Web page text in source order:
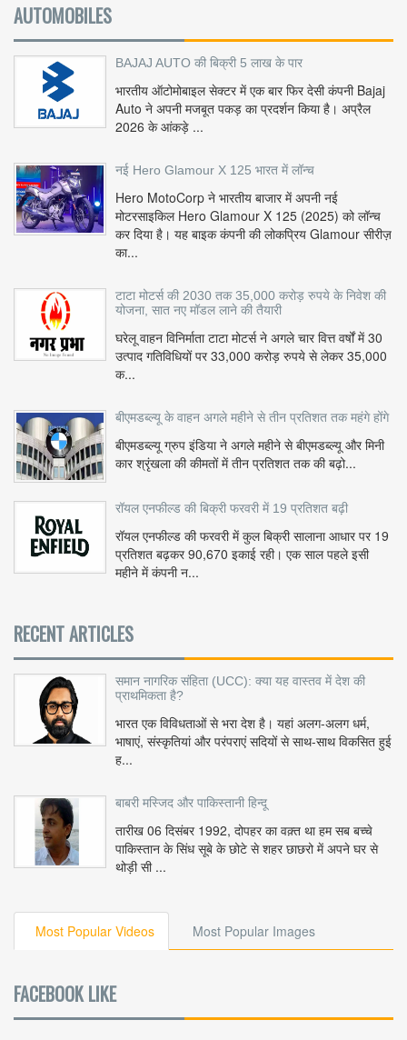
AUTOMOBILES
BAJAJ AUTO की बिक्री 5 लाख के पार
भारतीय ऑटोमोबाइल सेक्टर में एक बार फिर देसी कंपनी Bajaj
Auto ने अपनी मजबूत पकड़ का प्रदर्शन किया है। अप्रैल
2026 के आंकड़े ...
नई Hero Glamour X 125 भारत में लॉन्च
Hero MotoCorp ने भारतीय बाजार में अपनी नई
मोटरसाइकिल Hero Glamour X 125 (2025) को लॉन्च
कर दिया है। यह बाइक कंपनी की लोकप्रिय Glamour सीरीज़
का...
टाटा मोटर्स की 2030 तक 35,000 करोड़ रुपये के निवेश की
योजना, सात नए मॉडल लाने की तैयारी
घरेलू वाहन विनिर्माता टाटा मोटर्स ने अगले चार वित्त वर्षों में 30
उत्पाद गतिविधियों पर 33,000 करोड़ रुपये से लेकर 35,000
क...
बीएमडब्ल्यू के वाहन अगले महीने से तीन प्रतिशत तक महंगे होंगे
बीएमडब्ल्यू ग्रुप इंडिया ने अगले महीने से बीएमडब्ल्यू और मिनी
कार श्रृंखला की कीमतों में तीन प्रतिशत तक की बढ़ो...
रॉयल एनफील्ड की बिक्री फरवरी में 19 प्रतिशत बढ़ी
रॉयल एनफील्ड की फरवरी में कुल बिक्री सालाना आधार पर 19
प्रतिशत बढ़कर 90,670 इकाई रही। एक साल पहले इसी
महीने में कंपनी न...
RECENT ARTICLES
समान नागरिक संहिता (UCC): क्या यह वास्तव में देश की
प्राथमिकता है?
भारत एक विविधताओं से भरा देश है। यहां अलग-अलग धर्म,
भाषाएं, संस्कृतियां और परंपराएं सदियों से साथ-साथ विकसित हुई
ह...
बाबरी मस्जिद और पाकिस्तानी हिन्दू
तारीख 06 दिसंबर 1992, दोपहर का वक़्त था हम सब बच्चे
पाकिस्तान के सिंध सूबे के छोटे से शहर छाछरो में अपने घर से
थोड़ी सी ...
Most Popular Videos Most Popular Images
FACEBOOK LIKE